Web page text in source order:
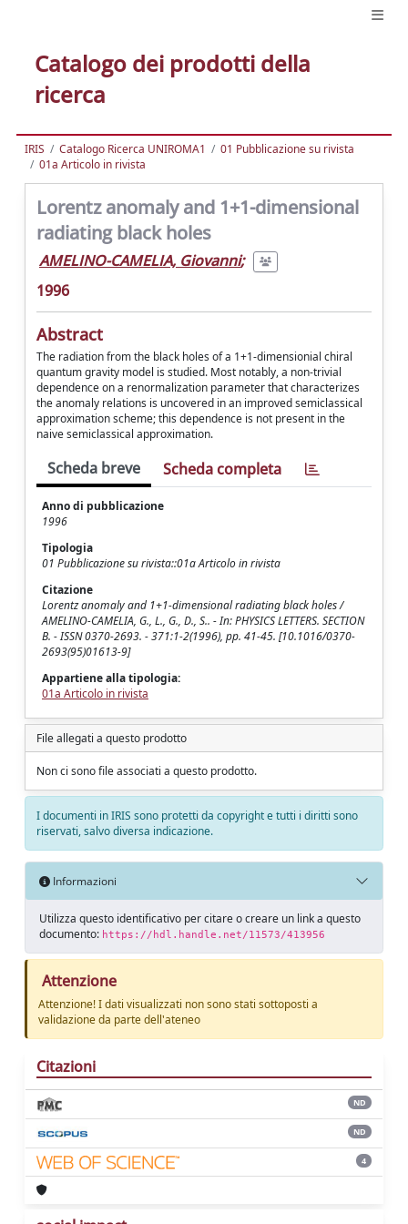
Catalogo dei prodotti della
ricerca
IRIS Catalogo Ricerca UNIROMA1
01 Pubblicazione su rivista
01a Articolo in rivista
Lorentz anomaly and 1+1-dimensional
radiating black holes
AMELINO-CAMELIA, Giovanni;
1996
Abstract
The radiation from the black holes of a 1+1-dimensionial chiral
quantum gravity model is studied. Most notably, a non-trivial
dependence on a renormalization parameter that characterizes
the anomaly relations is uncovered in an improved semiclassical
approximation scheme; this dependence is not present in the
naive semiclassical approximation.
Scheda breve Scheda completa
Anno di pubblicazione
1996
Tipologia
01 Pubblicazione su rivista::01a Articolo in rivista
Citazione
Lorentz anomaly and 1+1-dimensional radiating black holes /
AMELINO-CAMELIA, G., L., G., D., S.. - In: PHYSICS LETTERS. SECTION
B. - ISSN 0370-2693. - 371:1-2(1996), pp. 41-45. [10.1016/0370-
2693(95)01613-9]
Appartiene alla tipologia:
01a Articolo in rivista
File allegati a questo prodotto
Non ci sono file associati a questo prodotto.
I documenti in IRIS sono protetti da copyright e tutti i diritti sono
riservati, salvo diversa indicazione.
Informazioni
Utilizza questo identificativo per citare o creare un link a questo
documento: https://hdl.handle.net/11573/413956
Attenzione
Attenzione! I dati visualizzati non sono stati sottoposti a
validazione da parte dell'ateneo
Citazioni
ND
ND
4